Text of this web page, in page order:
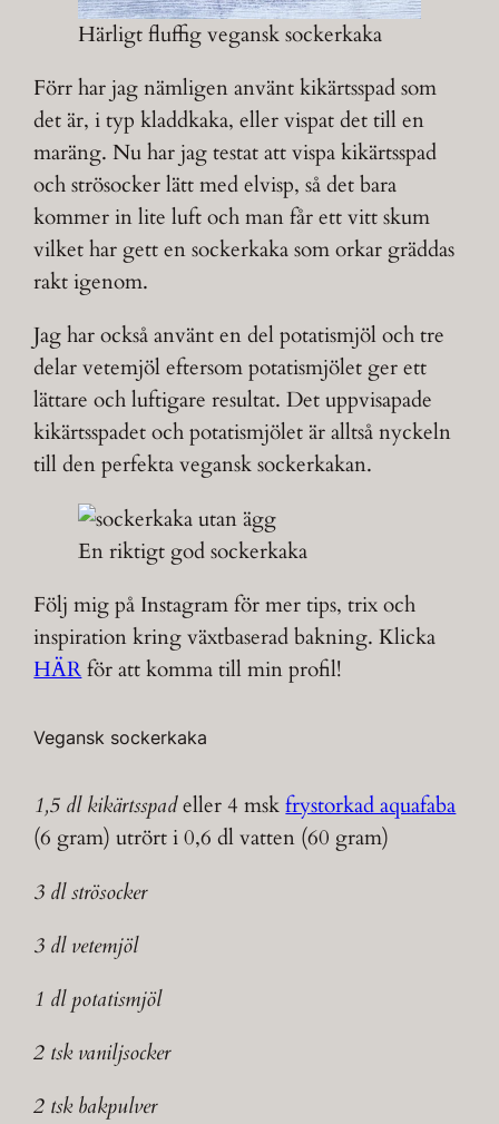
Härligt fluffig vegansk sockerkaka
Förr har jag nämligen använt kikärtsspad som
det är, i typ kladdkaka, eller vispat det till en
maräng. Nu har jag testat att vispa kikärtsspad
och strösocker lätt med elvisp, så det bara
kommer in lite luft och man får ett vitt skum
vilket har gett en sockerkaka som orkar gräddas
rakt igenom.
Jag har också använt en del potatismjöl och tre
delar vetemjöl eftersom potatismjölet ger ett
lättare och luftigare resultat. Det uppvisapade
kikärtsspadet och potatismjölet är alltså nyckeln
till den perfekta vegansk sockerkakan.
En riktigt god sockerkaka
Följ mig på Instagram för mer tips, trix och
inspiration kring växtbaserad bakning. Klicka
HÄRför att komma till min profil!
Vegansk sockerkaka
1,5 dl kikärtsspadeller 4 mskfrystorkad aquafaba
(6 gram) utrört i 0,6 dl vatten (60 gram)
3 dl strösocker
3 dl vetemjöl
1 dl potatismjöl
2 tsk vaniljsocker
2 tsk bakpulver